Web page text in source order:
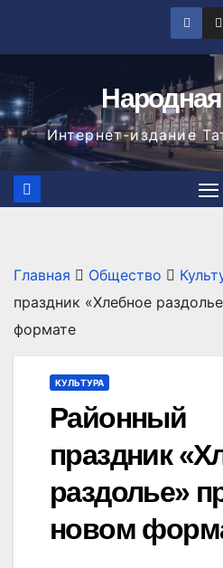
Народная
Интернет-издание
Главная Общество
праздник «Хлебное
формате
КУЛЬТУРА
Районный
праздник
раздолье»
новом